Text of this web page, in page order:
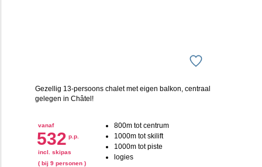
Gezellig 13-persoons chalet met eigen balkon, centraal
gelegen in Châtel!
vanaf
532 p.p.
incl. skipas
( bij 9 personen )
800m tot centrum
1000m tot skilift
1000m tot piste
logies